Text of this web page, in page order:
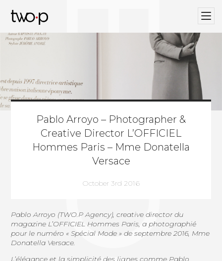
Pablo Arroyo – Photographer &
Creative Director L’OFFICIEL
Hommes Paris – Mme Donatella
Versace
October 3rd 2016
Pablo Arroyo (TWO.P Agency), creative director du
magazine L’OFFICIEL Hommes Paris, a photographié
pour le numéro « Spécial Mode » de septembre 2016, Mme
Donatella Versace.
L’élégance et la simplicité des lignes comme Pablo
BLOG